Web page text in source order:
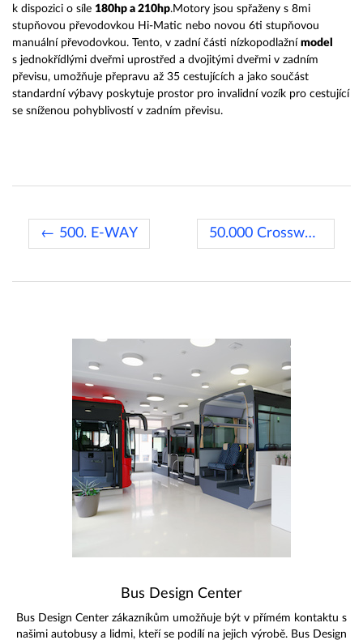
k dispozici o síle 180hp a 210hp.Motory jsou spřaženy s 8mi
stupňovou převodovkou Hi-Matic nebo novou 6ti stupňovou
manuální převodovkou. Tento, v zadní části nízkopodlažní model
s jednokřídlými dveřmi uprostřed a dvojitými dveřmi v zadním
převisu, umožňuje přepravu až 35 cestujících a jako součást
standardní výbavy poskytuje prostor pro invalidní vozík pro cestující
se sníženou pohyblivostí v zadním převisu.
← 500. E-WAY 50.000 Crossway z Vysokého Mýta →
Bus Design Center
Bus Design Center zákazníkům umožňuje být v přímém kontaktu s
našimi autobusy a lidmi, kteří se podílí na jejich výrobě. Bus Design